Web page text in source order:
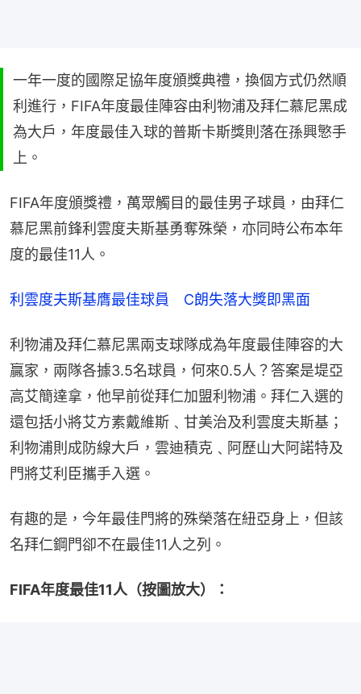
一年一度的國際足協年度頒獎典禮，換個方式仍然順
利進行，FIFA年度最佳陣容由利物浦及拜仁慕尼黑成
為大戶，年度最佳入球的普斯卡斯獎則落在孫興慜手
上。
FIFA年度頒獎禮，萬眾觸目的最佳男子球員，由拜仁
慕尼黑前鋒利雲度夫斯基勇奪殊榮，亦同時公布本年
度的最佳11人。
利雲度夫斯基膺最佳球員　C朗失落大獎即黑面
利物浦及拜仁慕尼黑兩支球隊成為年度最佳陣容的大
贏家，兩隊各據3.5名球員，何來0.5人？答案是堤亞
高艾簡達拿，他早前從拜仁加盟利物浦。拜仁入選的
還包括小將艾方素戴維斯﹑甘美治及利雲度夫斯基；
利物浦則成防線大戶，雲迪積克﹑阿歷山大阿諾特及
門將艾利臣攜手入選。
有趣的是，今年最佳門將的殊榮落在紐亞身上，但該
名拜仁鋼門卻不在最佳11人之列。
FIFA年度最佳11人（按圖放大）：